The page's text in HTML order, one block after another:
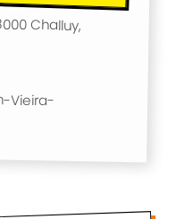
Challuy,
Vieira-